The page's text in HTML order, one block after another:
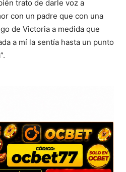
trato de darle voz a
con un padre que con una
de Victoria a medida que
a mí la sentía hasta un punto